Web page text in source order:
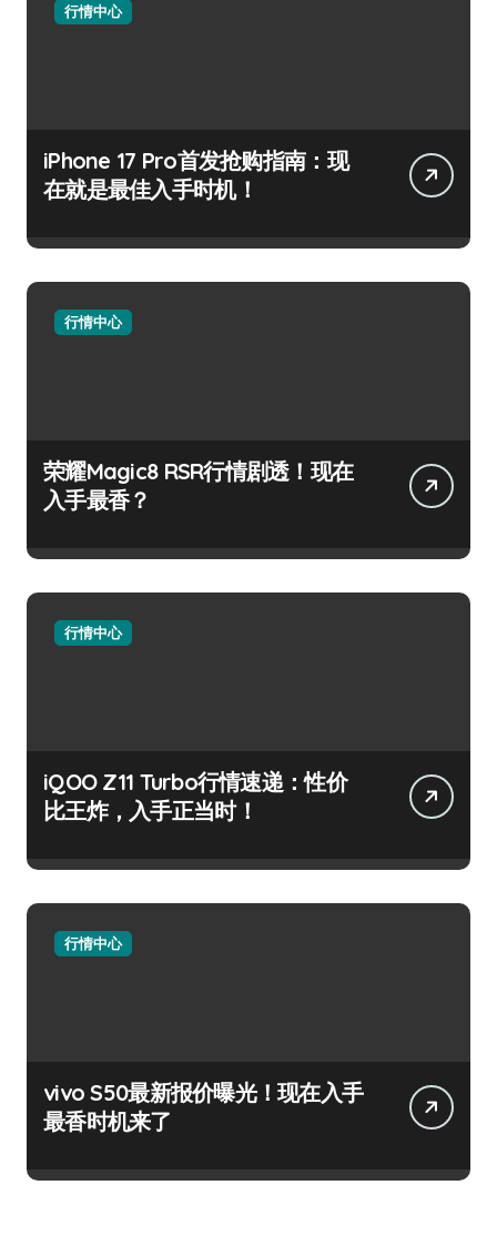
行情中心
iPhone 17 Pro首发抢购指南：现
在就是最佳入手时机！
行情中心
荣耀Magic8 RSR行情剧透！现在
入手最香？
行情中心
iQOO Z11 Turbo行情速递：性价
比王炸，入手正当时！
行情中心
vivo S50最新报价曝光！现在入手
最香时机来了